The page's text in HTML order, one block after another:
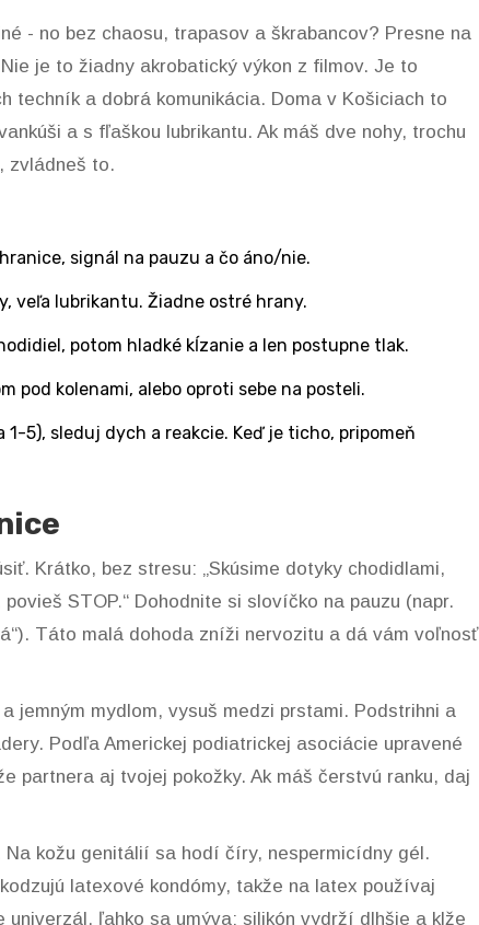
- no bez chaosu, trapasov a škrabancov? Presne na
je to žiadny akrobatický výkon z filmov. Je to
techník a dobrá komunikácia. Doma v Košiciach to
a s fľaškou lubrikantu. Ak máš dve nohy, trochu
zvládneš to.
signál na pauzu a čo áno/nie.
veľa lubrikantu. Žiadne ostré hrany.
potom hladké kĺzanie a len postupne tlak.
pod kolenami, alebo oproti sebe na posteli.
5), sleduj dych a reakcie. Keď je ticho, pripomeň
Krátko, bez stresu: „Skúsime dotyky chodidlami,
STOP.“ Dohodnite si slovíčko na pauzu (napr.
Táto malá dohoda zníži nervozitu a dá vám voľnosť
jemným mydlom, vysuš medzi prstami. Podstrihni a
Podľa Americkej podiatrickej asociácie upravené
partnera aj tvojej pokožky. Ak máš čerstvú ranku, daj
Na kožu genitálií sa hodí číry, nespermicídny gél.
latexové kondómy, takže na latex používaj
ľahko sa umýva; silikón vydrží dlhšie a klže